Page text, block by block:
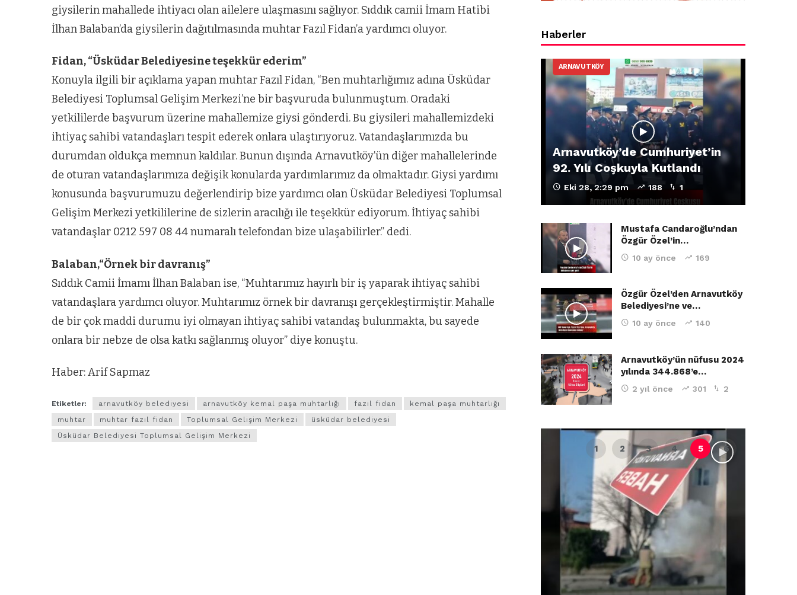
giysilerin mahallede ihtiyacı olan ailelere ulaşmasını sağlıyor. Sıddık camii İmam Hatibi
İlhan Balaban’da giysilerin dağıtılmasında muhtar Fazıl Fidan’a yardımcı oluyor.
Fidan, “Üsküdar Belediyesine teşekkür ederim”
Konuyla ilgili bir açıklama yapan muhtar Fazıl Fidan, “Ben muhtarlığımız adına Üsküdar
Belediyesi Toplumsal Gelişim Merkezi’ne bir başvuruda bulunmuştum. Oradaki
yetkililerde başvurum üzerine mahallemize giysi gönderdi. Bu giysileri mahallemizdeki
ihtiyaç sahibi vatandaşları tespit ederek onlara ulaştırıyoruz. Vatandaşlarımızda bu
durumdan oldukça memnun kaldılar. Bunun dışında Arnavutköy’ün diğer mahallelerinde
de oturan vatandaşlarımıza değişik konularda yardımlarımız da olmaktadır. Giysi yardımı
konusunda başvurumuzu değerlendirip bize yardımcı olan Üsküdar Belediyesi Toplumsal
Gelişim Merkezi yetkililerine de sizlerin aracılığı ile teşekkür ediyorum. İhtiyaç sahibi
vatandaşlar 0212 597 08 44 numaralı telefondan bize ulaşabilirler.” dedi.
Balaban,“Örnek bir davranış”
Sıddık Camii İmamı İlhan Balaban ise, “Muhtarımız hayırlı bir iş yaparak ihtiyaç sahibi
vatandaşlara yardımcı oluyor. Muhtarımız örnek bir davranışı gerçekleştirmiştir. Mahalle
de bir çok maddi durumu iyi olmayan ihtiyaç sahibi vatandaş bulunmakta, bu sayede
onlara bir nebze de olsa katkı sağlanmış oluyor” diye konuştu.
Haber: Arif Sapmaz
Etiketler: arnavutköy belediyesi arnavutköy kemal paşa muhtarlığı fazıl fidan
kemal paşa muhtarlığı
muhtar
muhtar fazıl fidan Toplumsal Gelişim Merkezi
üsküdar belediyesi
Üsküdar Belediyesi Toplumsal Gelişim Merkezi
Haberler
ARNAVUTKÖY
Arnavutköy’de Cumhuriyet’in
92. Yılı Coşkuyla Kutlandı
Eki 28, 2:29 pm 188 1
Mustafa Candaroğlu’ndan
Özgür Özel’in…
10 ay önce 169
Özgür Özel’den Arnavutköy
Belediyesi’ne ve…
10 ay önce 140
Arnavutköy’ün nüfusu 2024
yılında 344.868’e…
2 yıl önce 301 2